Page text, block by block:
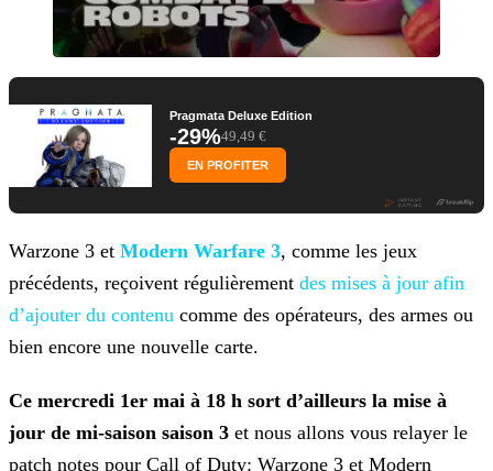
Pragmata Deluxe Edition
-29%49,49 €
EN PROFITER
Warzone 3 et Modern Warfare 3, comme les jeux
précédents, reçoivent régulièrement des mises à jour afin
d’ajouter du contenu comme des opérateurs, des armes ou
bien encore une nouvelle carte.
Ce mercredi 1er mai à 18 h sort d’ailleurs la mise à
jour de mi-saison saison 3 et nous allons vous relayer le
patch notes pour Call of Duty: Warzone 3 et Modern